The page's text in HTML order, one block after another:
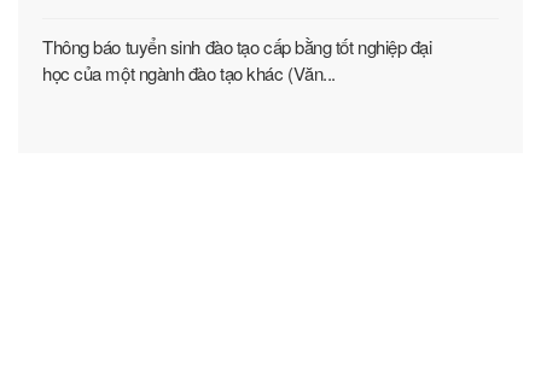
Thông báo tuyển sinh đào tạo cấp bằng tốt nghiệp đại
học của một ngành đào tạo khác (Văn...